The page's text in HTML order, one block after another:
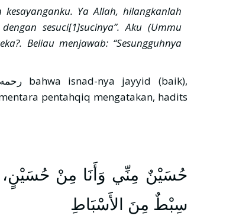
Ya Allah, hilangkanlah
sesuci[1]sucinya”. Aku (Ummu
Beliau menjawab: “Sesungguhnya
pentahqiq mengatakan, hadits
حُسَيْنٌ مِنِّي وَأَنَا مِنْ
سِبْطٌ مِنَ الأَسْبَاطِ